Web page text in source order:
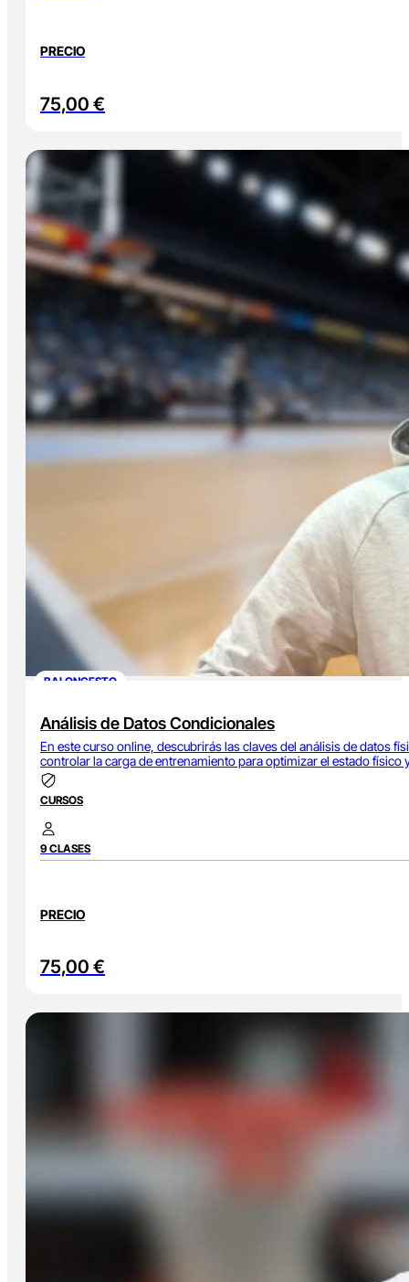
PRECIO
75,00 €
BALONCESTO
Análisis de Datos Condicionales
En este curso online, descubrirás las claves del análisis de datos
controlar la carga de entrenamiento para optimizar el estado físico
CURSOS
9 CLASES
PRECIO
75,00 €